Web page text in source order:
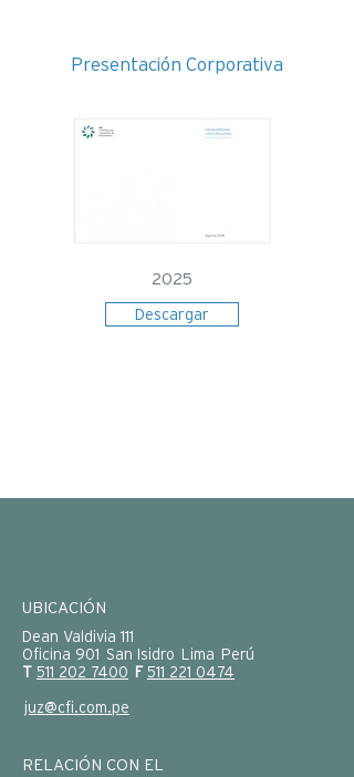
Presentación Corporativa
2025
Descargar
UBICACIÓN
Dean Valdivia 111
Oficina 901 San Isidro Lima Perú
T 511 202 7400 F 511 221 0474
juz@cfi.com.pe
RELACIÓN CON EL